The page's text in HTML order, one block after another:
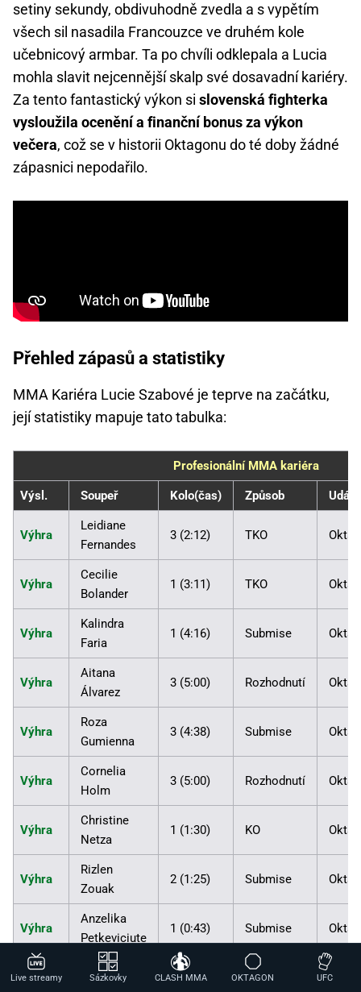
setiny sekundy, obdivuhodně zvedla a s vypětím
všech sil nasadila Francouzce ve druhém kole
učebnicový armbar. Ta po chvíli odklepala a Lucia
mohla slavit nejcennější skalp své dosavadní kariéry.
Za tento fantastický výkon si slovenská fighterka
vysloužila ocenění a finanční bonus za výkon
večera, což se v historii Oktagonu do té doby žádné
zápasnici nepodařilo.
Přehled zápasů a statistiky
MMA Kariéra Lucie Szabové je teprve na začátku,
její statistiky mapuje tato tabulka:
Profesionální MMA kariéra
Výsl. Soupeř Kolo(čas) Způsob
Výhra
Leidiane
Fernandes
3 (2:12) TKO
Výhra
Cecilie
Bolander
1 (3:11) TKO
Výhra
Kalindra
Faria
1 (4:16) Submise
Výhra
Aitana
Álvarez
3 (5:00) Rozhodnutí
Výhra
Roza
Gumienna
3 (4:38) Submise
Výhra
Cornelia
Holm
3 (5:00) Rozhodnutí
Výhra
Christine
Netza
1 (1:30) KO
Výhra
Rizlen
Zouak
2 (1:25) Submise
Výhra
Anzelika
Petkeviciute
1 (0:43) Submise
Amatérská MMA kariéra
Live streamy Sázkovky CLASH MMA OKTAGON UFC